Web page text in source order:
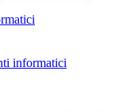
informatici